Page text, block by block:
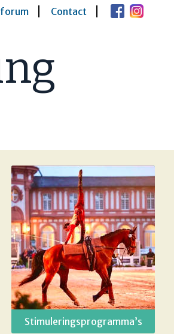
Contact
Stimuleringsprogramma’s